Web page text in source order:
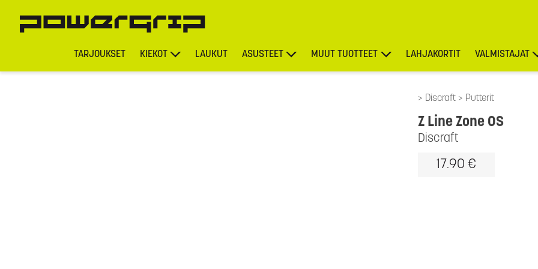
TARJOUKSET KIEKOT LAUKUT ASUSTEET MUUT TUOTTEET LAHJAKORTIT VALMISTAJAT
Discraft Putterit
Discraft
Z Line Zone OS
17.90 €